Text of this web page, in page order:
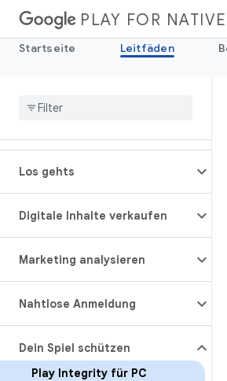
PLAY FOR
Startseite Leitfäden
Los gehts
Digitale Inhalte verkaufen
Marketing analysieren
Nahtlose Anmeldung
Dein Spiel schützen
Play Integrity für PC